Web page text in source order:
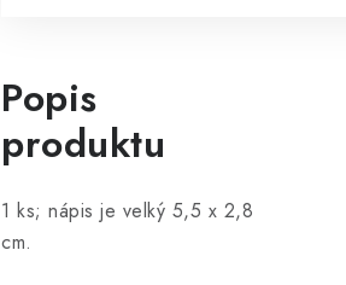
Popis
produktu
1 ks; nápis je velký 5,5 x 2,8
cm.